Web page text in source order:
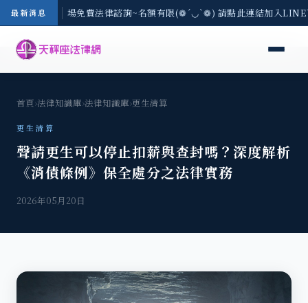
最新消息
區-8/3(一) 現場免費法律諮詢~名額有限(❁´◡`❁) 請點此連結加入
首頁›法律知識庫›法律知識庫›更生清算
更生清算
聲請更生可以停止扣薪與查封嗎？深度解析
《消債條例》保全處分之法律實務
2026年05月20日